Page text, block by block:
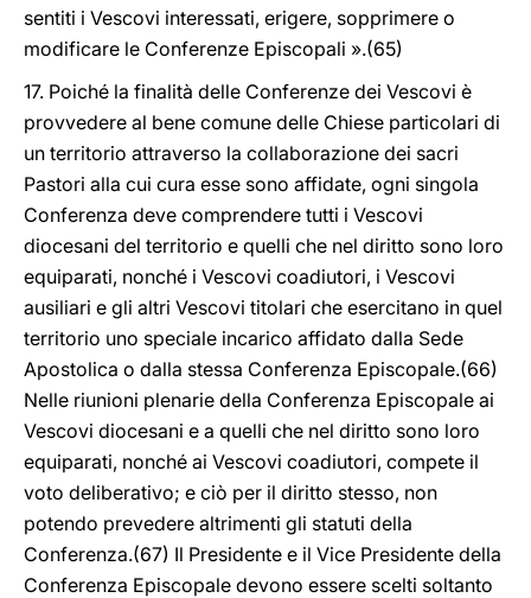
sentiti i Vescovi interessati, erigere, sopprimere o
modificare le Conferenze Episcopali ».(65)
17. Poiché la finalità delle Conferenze dei Vescovi è
provvedere al bene comune delle Chiese particolari di
un territorio attraverso la collaborazione dei sacri
Pastori alla cui cura esse sono affidate, ogni singola
Conferenza deve comprendere tutti i Vescovi
diocesani del territorio e quelli che nel diritto sono loro
equiparati, nonché i Vescovi coadiutori, i Vescovi
ausiliari e gli altri Vescovi titolari che esercitano in quel
territorio uno speciale incarico affidato dalla Sede
Apostolica o dalla stessa Conferenza Episcopale.(66)
Nelle riunioni plenarie della Conferenza Episcopale ai
Vescovi diocesani e a quelli che nel diritto sono loro
equiparati, nonché ai Vescovi coadiutori, compete il
voto deliberativo; e ciò per il diritto stesso, non
potendo prevedere altrimenti gli statuti della
Conferenza.(67) Il Presidente e il Vice Presidente della
Conferenza Episcopale devono essere scelti soltanto